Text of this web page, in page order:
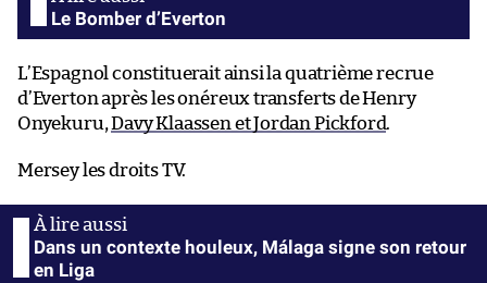
Le Bomber d’Everton
L’Espagnol constituerait ainsi la quatrième recrue
d’Everton après les onéreux transferts de Henry
Onyekuru,Davy Klaassen et Jordan Pickford.
Mersey les droits TV.
Dans un contexte houleux, Málaga signe son retour
en Liga